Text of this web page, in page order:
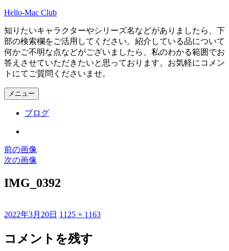
コ
テ
ン
ツ
へ
ス
キ
ッ
Hello-Mac Club
知りたいキャラクターやシリーズ名などがありましたら、下
部の検索欄をご活用してください。紹介している品について
何かご不明な点などがございましたら、私のわかる範囲でお
答えさせていただきたいと思っております。お気軽にコメン
トにてご質問くださいませ。
メニュー
ブログ
前の画像
次の画像
IMG_0392
投
日:
2022年3月20日 フ
サ
イ
1125 × 1163
コメントを残す